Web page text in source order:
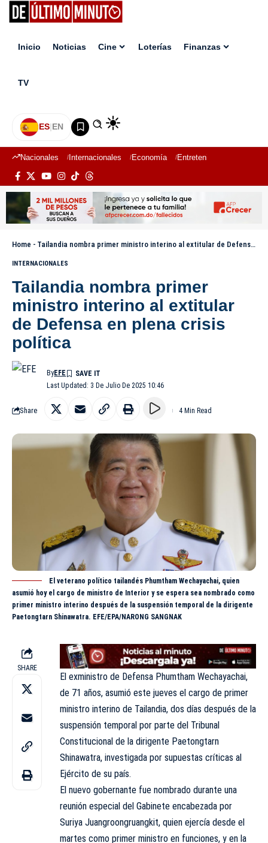
Inicio Noticias Cine Loterías Finanzas
TV
ES|EN
Nacionales Internacionales Economía Entretenimiento
Home - Tailandia nombra primer ministro interino al extitular de Defensa en plena crisis política
INTERNACIONALES
Tailandia nombra primer
ministro interino al extitular
de Defensa en plena crisis
política
Last Updated: 3 De Julio De 2025 10:46
ByEFE
Share 4 Min Read
El veterano político tailandés Phumtham Wechayachai, quien
asumió hoy el cargo de ministro de Interior y se espera sea nombrado como
primer ministro interino después de la suspensión temporal de la dirigente
Paetongtarn Shinawatra. EFE/EPA/NARONG SANGNAK
SHARE
El exministro de Defensa Phumtham Wechayachai,
de 71 años, asumió este jueves el cargo de primer
ministro interino de Tailandia, dos días después de la
suspensión temporal por parte del Tribunal
Constitucional de la dirigente Paetongtarn
Shinawatra, investigada por supuestas críticas al
Ejército de su país.
El nuevo gobernante fue nombrado durante una
reunión especial del Gabinete encabezada por
Suriya Juangroongruangkit, quien ejercía desde el
martes como primer ministro en funciones, y en la